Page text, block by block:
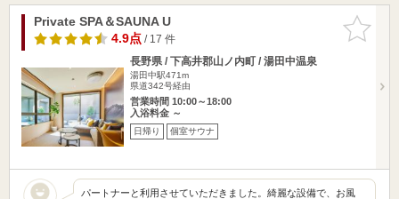
お気に入
りに追加
Private SPA＆SAUNA U
4.9点/ 17 件
長野県 / 下高井郡山ノ内町 / 湯田中温泉
湯田中駅471m
県道342号経由
営業時間 10:00～18:00
入浴料金 ～
日帰り 個室サウナ
パートナーと利用させていただきました。綺麗な設備で、お風